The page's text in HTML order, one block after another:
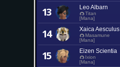
13 Leo Albarn
Titan
[Mana]
14 Xaica Aesculus
Masamune
[Mana]
15 Eizen Scientia
Ixion
[Mana]